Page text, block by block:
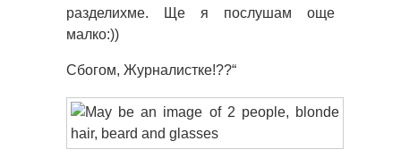
разделихме. Ще я послушам още
малко:))
Сбогом, Журналистке!??“